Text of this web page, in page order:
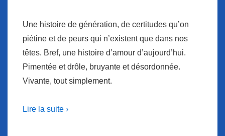
Une histoire de génération, de certitudes qu’on
piétine et de peurs qui n’existent que dans nos
têtes. Bref, une histoire d’amour d’aujourd’hui.
Pimentée et drôle, bruyante et désordonnée.
Vivante, tout simplement.
Lire la suite ›